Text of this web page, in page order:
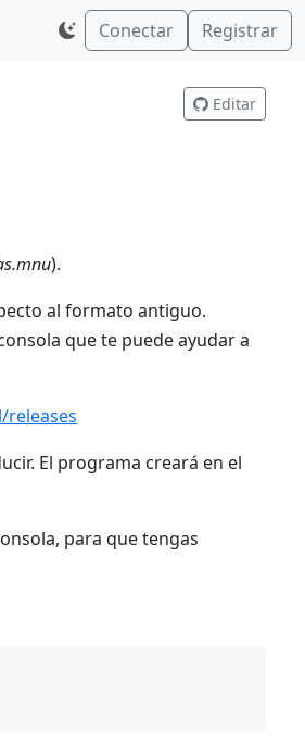
Conectar Registrar
Editar
).
al formato antiguo.
que te puede ayudar a
releases
El programa creará en el
para que tengas